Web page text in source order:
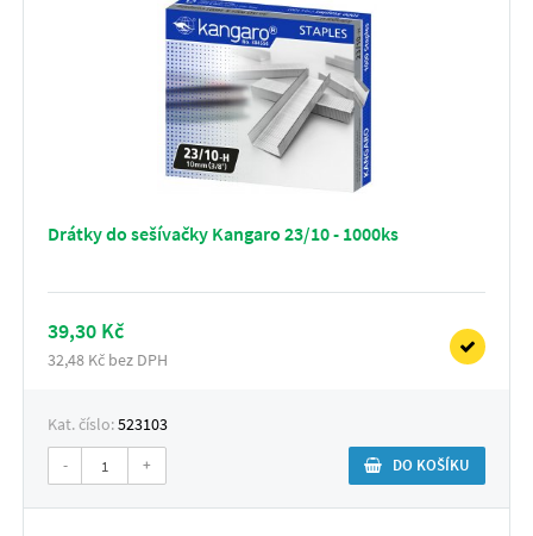
Drátky do sešívačky Kangaro 23/10 - 1000ks
39,30 Kč
32,48 Kč bez DPH
Kat. číslo:523103
- + DO KOŠÍKU